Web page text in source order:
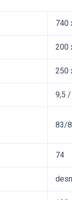
740
200
250
9,5
83/
74